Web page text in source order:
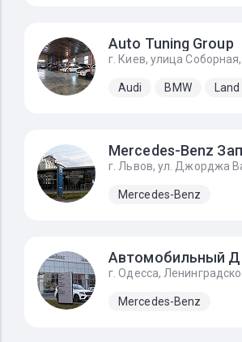
Auto Tuning Group
г. Киев, улица
Audi BMW Land
г. Львов, ул. Джорджа
Mercedes-Benz
Автомобильный
г. Одесса,
Mercedes-Benz